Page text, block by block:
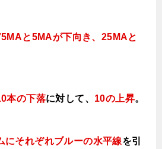
と5MAが下向き、25MAと
本の下落に対して、 10の上昇。
にそれぞれブルーの水平線を引